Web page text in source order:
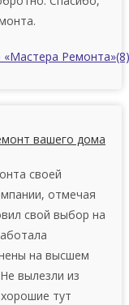
Ремонта»(8)
вашего дома
своей
отмечая
свой выбор на
на высшем
вылезли из
тут